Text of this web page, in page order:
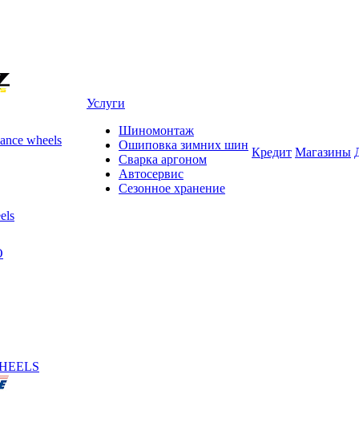
wheels
Услуги
Шиномонтаж
Ошиповка зимних шин
Сварка аргоном
Автосервис
Сезонное хранение
Кредит Магазины